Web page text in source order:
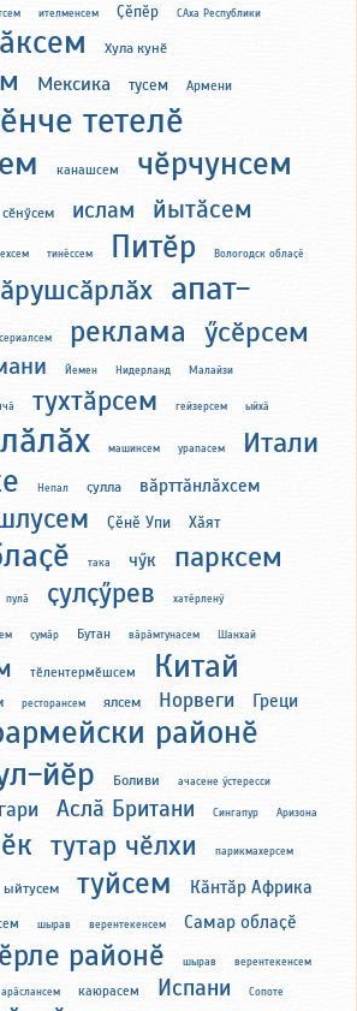
ителменсем Ҫӗпӗр САха Республики
Хула кунӗ
Мексика тусем Армени
тетелӗ
канашсем чӗрчунсем
сӗнӳсем ислам йытӑсем
тинӗссем Питӗр Вологодск облаҫӗ
апат-
сериалсем реклама ӳсӗрсем
Йемен Нидерланд Малайзи
тухтӑрсем гейзерсем ыйхӑ
машинсем урапасем Итали
Непал ҫулла вӑрттӑнлӑхсем
Ҫӗнӗ Упи Хӑят
така чӳк парксем
пулӑ ҫулҫӳрев хатӗрленӳ
ҫумӑр Бутан вӑрӑмтунасем Шанхай
тӗлентермӗшсем Китай
ресторансем ялсем Норвеги Греци
районӗ
йӗр Боливи ачасене ӳстересси
Аслӑ Британи Сингапур Аризона
тутар чӗлхи парикмахерсем
ыйтусем туйсем Кӑнтӑр Африка
шырав верентекенсем Самар облаҫӗ
районӗ шырав верентекенсем
арӑслансем каюрасем Испани Сопоте